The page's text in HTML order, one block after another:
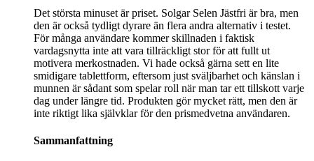
Det största minuset är priset. Solgar Selen Jästfri är bra, men
den är också tydligt dyrare än flera andra alternativ i testet.
För många användare kommer skillnaden i faktisk
vardagsnytta inte att vara tillräckligt stor för att fullt ut
motivera merkostnaden. Vi hade också gärna sett en lite
smidigare tablettform, eftersom just sväljbarhet och känslan i
munnen är sådant som spelar roll när man tar ett tillskott varje
dag under längre tid. Produkten gör mycket rätt, men den är
inte riktigt lika självklar för den prismedvetna användaren.
Sammanfattning